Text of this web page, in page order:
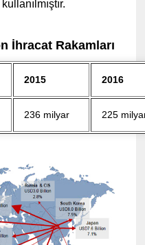
İhracat Rakamları
2015 2016
236 milyar 225